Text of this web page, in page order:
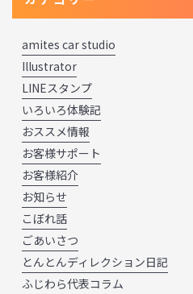
amites car studio
Illustrator
LINEスタンプ
いろいろ体験記
おススメ情報
お客様サポート
お客様紹介
お知らせ
こぼれ話
ごあいさつ
とんとんディレクション日記
ふじわら代表コラム